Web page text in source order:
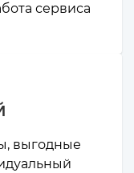
сервиса
выгодные